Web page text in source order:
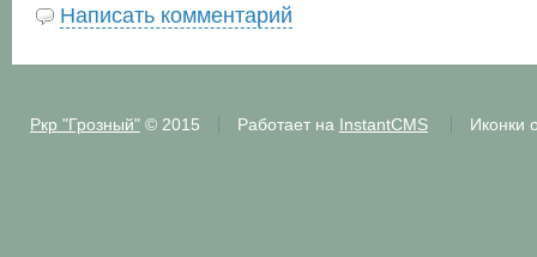
Написать комментарий
Ркр "Грозный"© 2015 Работает на InstantCMS Иконки